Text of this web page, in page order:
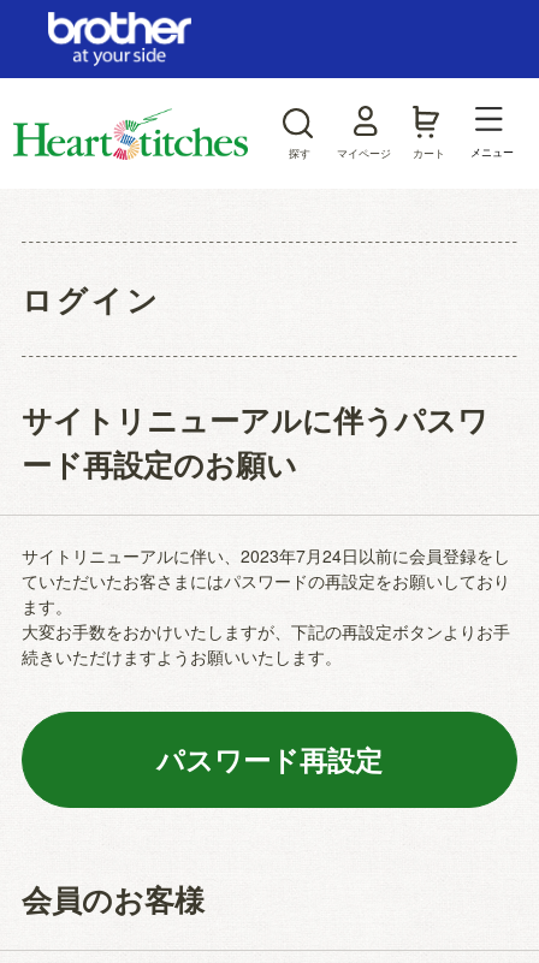
探す マイページ カート メニュー
ログイン
サイトリニューアルに伴うパスワ
ード再設定のお願い
サイトリニューアルに伴い、2023年7月24日以前に会員登録をし
ていただいたお客さまにはパスワードの再設定をお願いしており
ます。
大変お手数をおかけいたしますが、下記の再設定ボタンよりお手
続きいただけますようお願いいたします。
会員のお客様
ログイン/新規会員登録